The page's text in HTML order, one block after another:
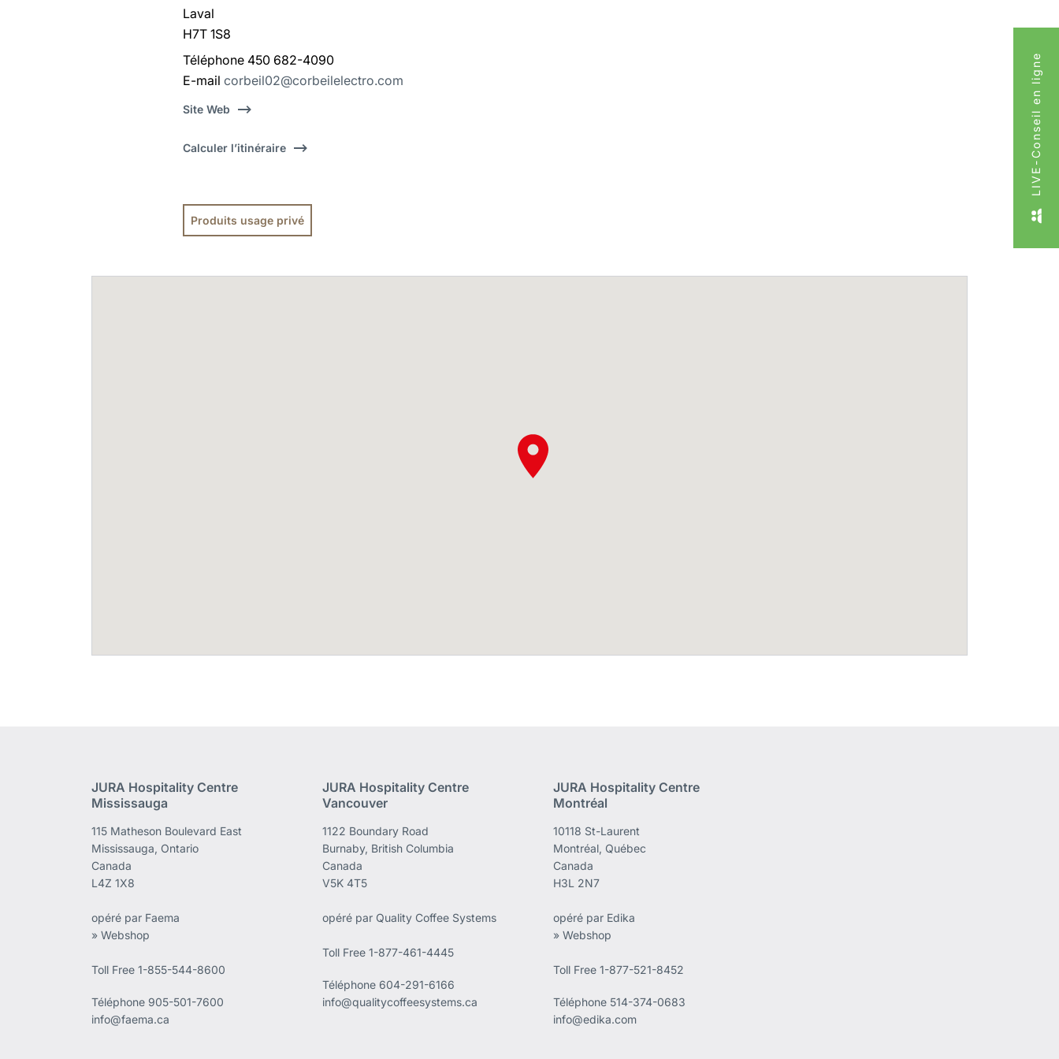
Laval
H7T 1S8
Téléphone 450 682-4090
E-mailcorbeil02@corbeilelectro.com
Site Web
Calculer l’itinéraire
Produits usage privé
JURA Hospitality Centre
Mississauga
115 Matheson Boulevard East
Mississauga, Ontario
Canada
L4Z 1X8
opéré par Faema
» Webshop
Toll Free 1-855-544-8600
Téléphone 905-501-7600
info@faema.ca
JURA Hospitality Centre
Vancouver
1122 Boundary Road
Burnaby, British Columbia
Canada
V5K 4T5
opéré par Quality Coffee Systems
Toll Free 1-877-461-4445
Téléphone604-291-6166
info@qualitycoffeesystems.ca
JURA Hospitality Centre
Montréal
10118 St-Laurent
Montréal, Québec
Canada
H3L 2N7
opéré par Edika
» Webshop
Toll Free 1-877-521-8452
Téléphone 514-374-0683
info@edika.com
LIVE-Conseil en ligne